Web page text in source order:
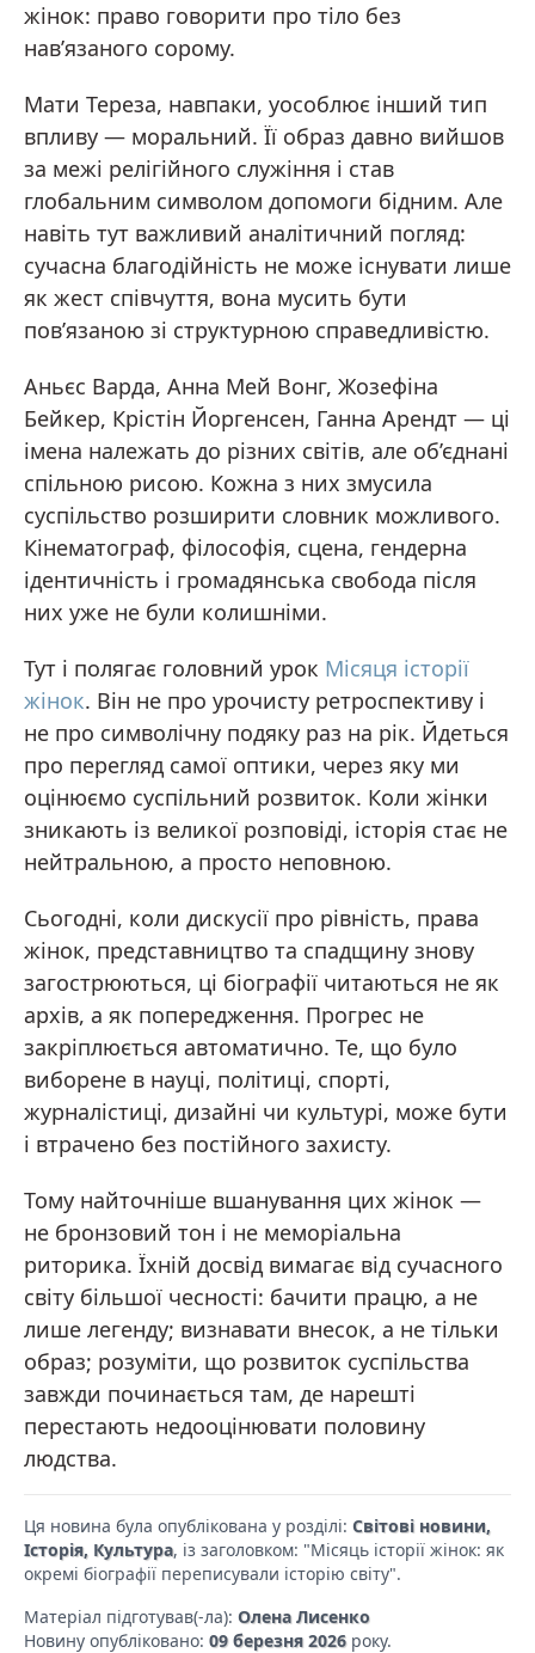
жінок: право говорити про тіло без
нав’язаного сорому.
Мати Тереза, навпаки, уособлює інший тип
впливу — моральний. Її образ давно вийшов
за межі релігійного служіння і став
глобальним символом допомоги бідним. Але
навіть тут важливий аналітичний погляд:
сучасна благодійність не може існувати лише
як жест співчуття, вона мусить бути
пов’язаною зі структурною справедливістю.
Аньєс Варда, Анна Мей Вонг, Жозефіна
Бейкер, Крістін Йоргенсен, Ганна Арендт — ці
імена належать до різних світів, але об’єднані
спільною рисою. Кожна з них змусила
суспільство розширити словник можливого.
Кінематограф, філософія, сцена, гендерна
ідентичність і громадянська свобода після
них уже не були колишніми.
Тут і полягає головний урок Місяця історії
жінок. Він не про урочисту ретроспективу і
не про символічну подяку раз на рік. Йдеться
про перегляд самої оптики, через яку ми
оцінюємо суспільний розвиток. Коли жінки
зникають із великої розповіді, історія стає не
нейтральною, а просто неповною.
Сьогодні, коли дискусії про рівність, права
жінок, представництво та спадщину знову
загострюються, ці біографії читаються не як
архів, а як попередження. Прогрес не
закріплюється автоматично. Те, що було
виборене в науці, політиці, спорті,
журналістиці, дизайні чи культурі, може бути
і втрачено без постійного захисту.
Тому найточніше вшанування цих жінок —
не бронзовий тон і не меморіальна
риторика. Їхній досвід вимагає від сучасного
світу більшої чесності: бачити працю, а не
лише легенду; визнавати внесок, а не тільки
образ; розуміти, що розвиток суспільства
завжди починається там, де нарешті
перестають недооцінювати половину
людства.
Ця новина була опублікована у розділі: Світові новини,
Історія, Культура, із заголовком: "Місяць історії жінок: як
окремі біографії переписували історію світу".
Матеріал підготував(-ла): Олена Лисенко
Новину опубліковано: 09 березня 2026року.